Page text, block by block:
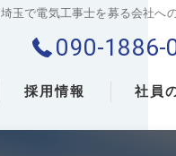
埼玉で電気工事士を募る会社へ
090-1886-
採用情報 社員